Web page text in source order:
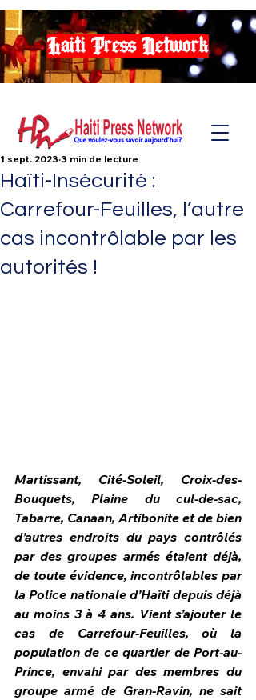
Haiti Press Network
HPN Live
Haïti-Insécurité :
Carrefour-Feuilles, l’autre
cas incontrôlable par les
autorités !
1 sept. 2023 3 min de lecture
Martissant, Cité-Soleil, Croix-des-
Bouquets, Plaine du cul-de-sac,
Tabarre, Canaan, Artibonite et de bien
d’autres endroits du pays contrôlés
par des groupes armés étaient déjà,
de toute évidence, incontrôlables par
la Police nationale d’Haïti depuis déjà
au moins 3 à 4 ans. Vient s’ajouter le
cas de Carrefour-Feuilles, où la
population de ce quartier de Port-au-
Prince, envahi par des membres du
groupe armé de Gran-Ravin, ne sait